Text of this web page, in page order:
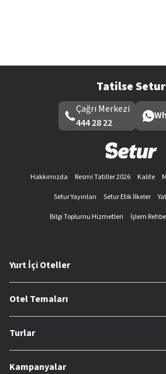
Tatilse Setur
Çağrı Merkezi
444 28 22
Hakkımızda Resmi Tatiller 2026 Kalite
Setur Yayınları
Setur Etik İlkeler
Bilgi Toplumu Hizmetleri
İşlem
Yurt İçi Oteller
Otel Temaları
Turlar
Kampanyalar